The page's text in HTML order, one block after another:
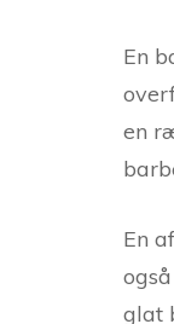
En
en
En
glat